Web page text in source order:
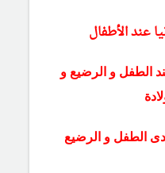
عند الأطفال
الطفل و الرضيع و
لدى الطفل و الرضيع